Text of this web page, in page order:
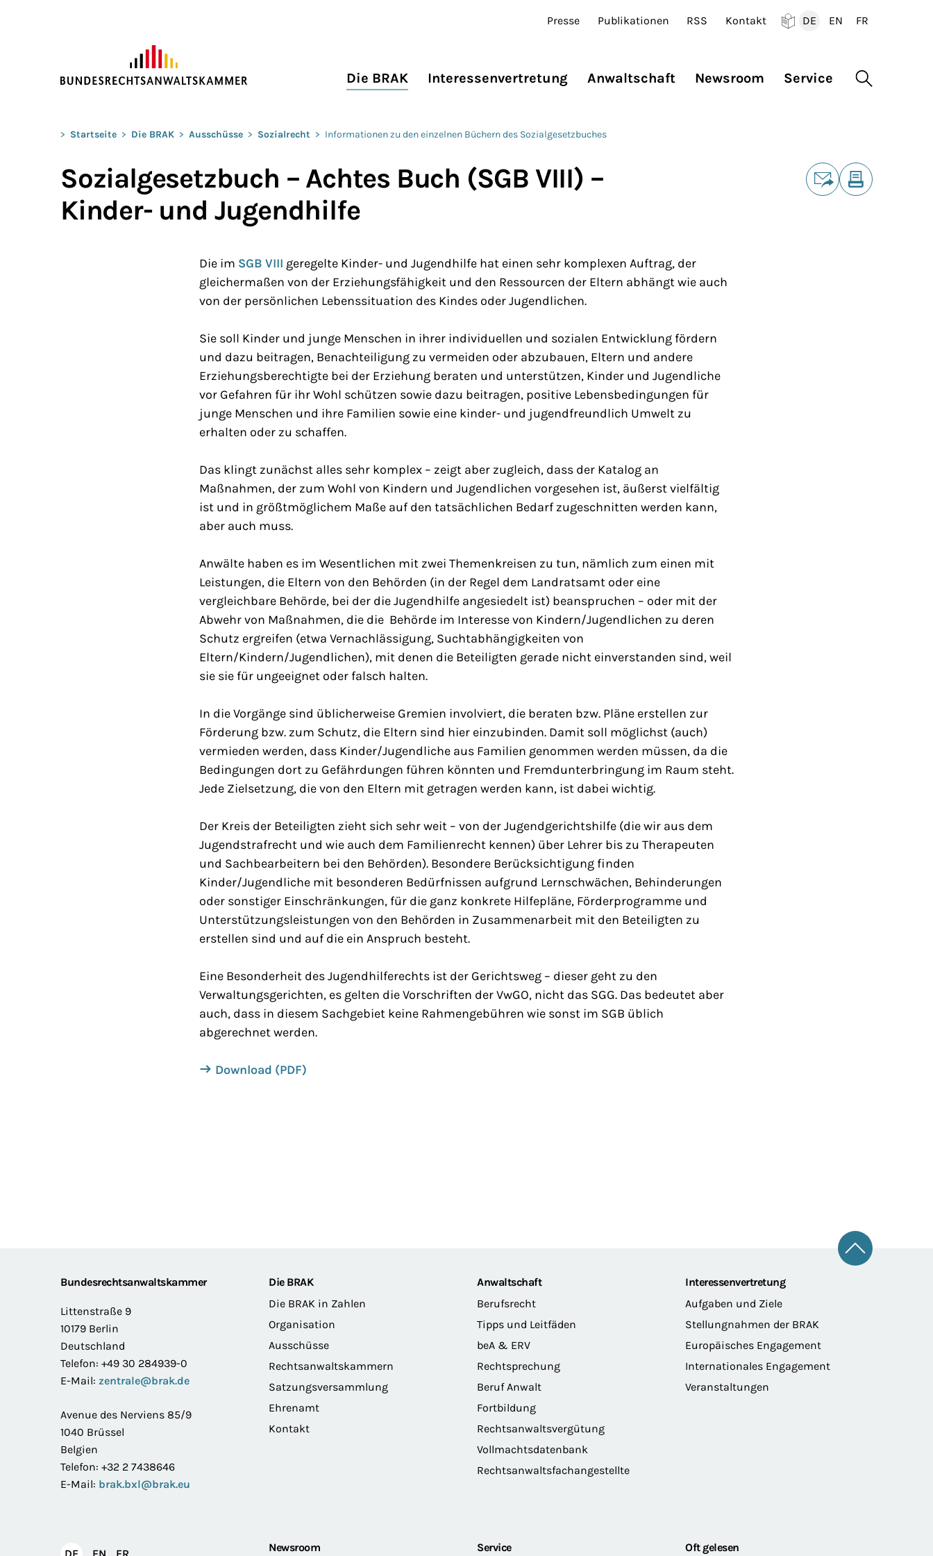
Presse Publikationen RSS Kontakt
DE
EN
FR
Die BRAK Interessenvertretung Anwaltschaft Newsroom Service Suche
Sie befinden sich hier:
> Startseite > Die BRAK > Ausschüsse > Sozialrecht > Informationen zu den einzelnen Büchern des Sozialgesetzbuches
Sozialgesetzbuch – Achtes Buch (SGB VIII) –
Kinder- und Jugendhilfe
Die im SGB VIII geregelte Kinder- und Jugendhilfe hat einen sehr komplexen Auftrag, der
gleichermaßen von der Erziehungsfähigkeit und den Ressourcen der Eltern abhängt wie auch
von der persönlichen Lebenssituation des Kindes oder Jugendlichen.
Sie soll Kinder und junge Menschen in ihrer individuellen und sozialen Entwicklung fördern
und dazu beitragen, Benachteiligung zu vermeiden oder abzubauen, Eltern und andere
Erziehungsberechtigte bei der Erziehung beraten und unterstützen, Kinder und Jugendliche
vor Gefahren für ihr Wohl schützen sowie dazu beitragen, positive Lebensbedingungen für
junge Menschen und ihre Familien sowie eine kinder- und jugendfreundlich Umwelt zu
erhalten oder zu schaffen.
Das klingt zunächst alles sehr komplex – zeigt aber zugleich, dass der Katalog an
Maßnahmen, der zum Wohl von Kindern und Jugendlichen vorgesehen ist, äußerst vielfältig
ist und in größtmöglichem Maße auf den tatsächlichen Bedarf zugeschnitten werden kann,
aber auch muss.
Anwälte haben es im Wesentlichen mit zwei Themenkreisen zu tun, nämlich zum einen mit
Leistungen, die Eltern von den Behörden (in der Regel dem Landratsamt oder eine
vergleichbare Behörde, bei der die Jugendhilfe angesiedelt ist) beanspruchen – oder mit der
Abwehr von Maßnahmen, die die Behörde im Interesse von Kindern/Jugendlichen zu deren
Schutz ergreifen (etwa Vernachlässigung, Suchtabhängigkeiten von
Eltern/Kindern/Jugendlichen), mit denen die Beteiligten gerade nicht einverstanden sind, weil
sie sie für ungeeignet oder falsch halten.
In die Vorgänge sind üblicherweise Gremien involviert, die beraten bzw. Pläne erstellen zur
Förderung bzw. zum Schutz, die Eltern sind hier einzubinden. Damit soll möglichst (auch)
vermieden werden, dass Kinder/Jugendliche aus Familien genommen werden müssen, da die
Bedingungen dort zu Gefährdungen führen könnten und Fremdunterbringung im Raum steht.
Jede Zielsetzung, die von den Eltern mit getragen werden kann, ist dabei wichtig.
Der Kreis der Beteiligten zieht sich sehr weit – von der Jugendgerichtshilfe (die wir aus dem
Jugendstrafrecht und wie auch dem Familienrecht kennen) über Lehrer bis zu Therapeuten
und Sachbearbeitern bei den Behörden). Besondere Berücksichtigung finden
Kinder/Jugendliche mit besonderen Bedürfnissen aufgrund Lernschwächen, Behinderungen
oder sonstiger Einschränkungen, für die ganz konkrete Hilfepläne, Förderprogramme und
Unterstützungsleistungen von den Behörden in Zusammenarbeit mit den Beteiligten zu
erstellen sind und auf die ein Anspruch besteht.
Eine Besonderheit des Jugendhilferechts ist der Gerichtsweg – dieser geht zu den
Verwaltungsgerichten, es gelten die Vorschriften der VwGO, nicht das SGG. Das bedeutet aber
auch, dass in diesem Sachgebiet keine Rahmengebühren wie sonst im SGB üblich
abgerechnet werden.
Download (PDF)
Footer
Zum
Bundesrechtsanwaltskammer
Littenstraße 9
10179 Berlin
Deutschland
Telefon: +49 30 284939-0
E-Mail: zentrale@brak.de
Avenue des Nerviens 85/9
1040 Brüssel
Belgien
Telefon: +32 2 7438646
E-Mail: brak.bxl@brak.eu
Die BRAK
Die BRAK in Zahlen
Organisation
Ausschüsse
Rechtsanwaltskammern
Satzungsversammlung
Ehrenamt
Kontakt
Anwaltschaft
Berufsrecht
Tipps und Leitfäden
beA & ERV
Rechtsprechung
Beruf Anwalt
Fortbildung
Rechtsanwaltsvergütung
Vollmachtsdatenbank
Rechtsanwaltsfachangestellte
Interessenvertretung
Aufgaben und Ziele
Stellungnahmen der BRAK
Europäisches Engagement
Internationales Engagement
Veranstaltungen
DE EN English
FR Newsroom Service Oft gelesen